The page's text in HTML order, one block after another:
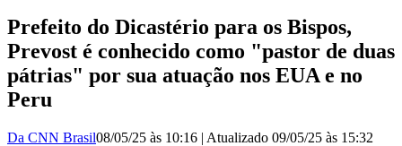
Prefeito do Dicastério para os Bispos,
Prevost é conhecido como "pastor de duas
pátrias" por sua atuação nos EUA e no
Peru
Da CNN Brasil08/05/25 às 10:16 | Atualizado 09/05/25 às 15:32